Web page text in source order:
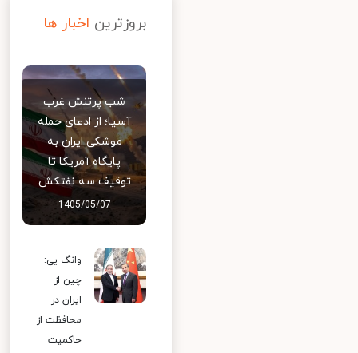
بروزترین اخبار ها
شب پرتنش غرب
آسیا؛ از ادعای حمله
موشکی ایران به
پایگاه آمریکا تا
توقیف سه نفتکش
1405/05/07
وانگ یی:
چین از
ایران در
محافظت از
حاکمیت